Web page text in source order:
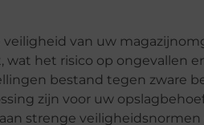
van uw
het risico op ongevallen
bestand tegen zware
zijn voor uw
strenge